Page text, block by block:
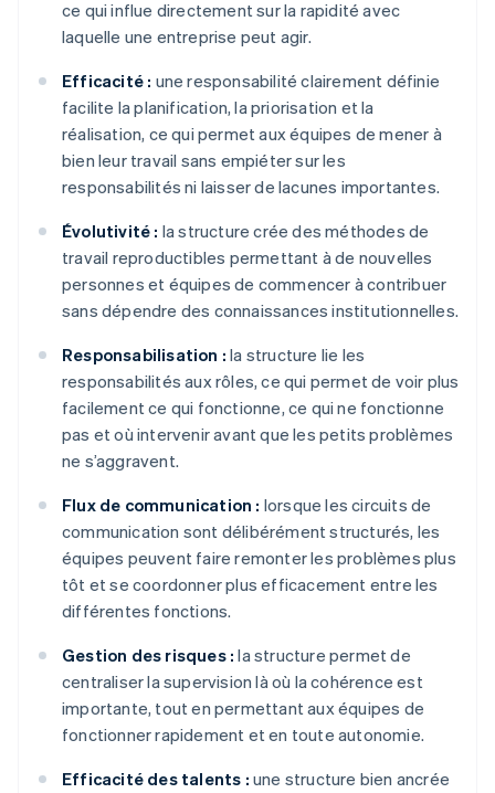
ce qui influe directement sur la rapidité avec
laquelle une entreprise peut agir.
Efficacité : une responsabilité clairement définie
facilite la planification, la priorisation et la
réalisation, ce qui permet aux équipes de mener à
bien leur travail sans empiéter sur les
responsabilités ni laisser de lacunes importantes.
Évolutivité : la structure crée des méthodes de
travail reproductibles permettant à de nouvelles
personnes et équipes de commencer à contribuer
sans dépendre des connaissances institutionnelles.
Responsabilisation : la structure lie les
responsabilités aux rôles, ce qui permet de voir plus
facilement ce qui fonctionne, ce qui ne fonctionne
pas et où intervenir avant que les petits problèmes
ne s’aggravent.
Flux de communication : lorsque les circuits de
communication sont délibérément structurés, les
équipes peuvent faire remonter les problèmes plus
tôt et se coordonner plus efficacement entre les
différentes fonctions.
Gestion des risques : la structure permet de
centraliser la supervision là où la cohérence est
importante, tout en permettant aux équipes de
fonctionner rapidement et en toute autonomie.
Efficacité des talents : une structure bien ancrée